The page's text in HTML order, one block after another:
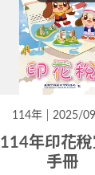
114年 2025/
114年印花
手冊